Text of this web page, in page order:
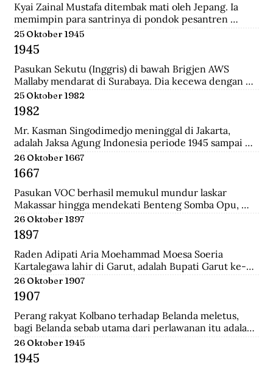
Kyai Zainal Mustafa ditembak mati oleh Jepang. Ia
memimpin para santrinya di pondok pesantren
Sukamanah, menghadapi serangan pihak jepang.
Peristiwa itu dipicu oleh kedatangan empat opsir
Jepang ke pondok sehari sebelumnya untuk
membawa Kyai  Zainal menghadap pemerintah
Jepang di Tasikmalaya.
25 Oktober 1945
1945
Pasukan Sekutu (Inggris) di bawah Brigjen AWS
Mallaby mendarat di Surabaya. Dia kecewa dengan
keputusan para petinggi Sekutu terhadap rakyat
Surabaya.
25 Oktober 1982
1982
Mr. Kasman Singodimedjo meninggal di Jakarta,
adalah Jaksa Agung Indonesia periode 1945 sampai
1946 dan juga mantan Menteri Muda Kehakiman pada
Kabinet Amir Sjarifuddin II. Selain itu ia juga adalah
Ketua KNIP (Komite Nasional Indonesia Pusat) yang
menjadi cikal bakal dari DPR.
26 Oktober 1667
1667
Pasukan VOC berhasil memukul mundur laskar
Makassar hingga mendekati Benteng Somba Opu,
istana Sultan Hassanudin, bahkan pasukan yang
dipimpin Cornelis Speelman sudah sampai di depan
pintu benteng. Gowa mengalami kekalahan dalam
peperangan. Speelman dan Arung Palakka merasa
bahwa inilah saat untuk menawarkan perundingan
kepada Sultan Hasanuddin.
26 Oktober 1897
1897
Raden Adipati Aria Moehammad Moesa Soeria
Kartalegawa lahir di Garut, adalah Bupati Garut ke-6
yang menjabat dari tahun 1929-1944. Moesa Soeria
Kartalegawa mempelopori pendirian Partai Rakyat
Pasundan (PRP) pada tahun 1946 dan Negara
Pasundan pada tahun 1947.
26 Oktober 1907
1907
Perang rakyat Kolbano terhadap Belanda meletus,
bagi Belanda sebab utama dari perlawanan itu adalah
terbunuhnya 19 serdadu dan beberapa orang sipil
Belanda oleh Boi Kapitan dan anak buahnya.
26 Oktober 1945
1945